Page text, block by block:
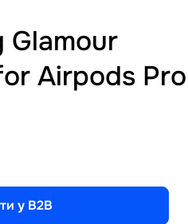
Glamour
Airpods Pro
у B2B